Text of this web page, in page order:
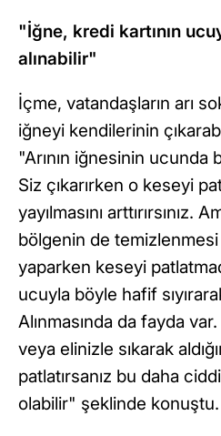
"İğne, kredi kartının
alınabilir"
İçme, vatandaşların arı
iğneyi kendilerinin
"Arının iğnesinin ucunda
Siz çıkarırken o keseyi
yayılmasını arttırırsınız.
bölgenin de
yaparken keseyi
ucuyla böyle hafif
Alınmasında da fayda
veya elinizle sıkarak
patlatırsanız bu daha
olabilir" şeklinde konuştu.